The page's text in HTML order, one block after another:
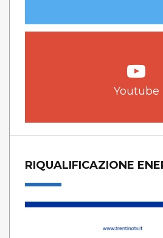
Youtube
RIQUALIFICAZIONE